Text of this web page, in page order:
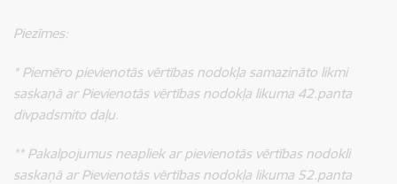
Piezīmes:
* Piemēro pievienotās vērtības nodokļa samazināto likmi
saskaņā ar Pievienotās vērtības nodokļa likuma 42.panta
divpadsmito daļu.
** Pakalpojumus neapliek ar pievienotās vērtības nodokli
saskaņā ar Pievienotās vērtības nodokļa likuma 52.panta